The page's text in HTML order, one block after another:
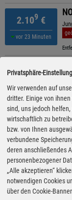
2.109 €
vor 23 Minuten
2.159€
vor 28 Minuten
2.169€
gestern 23:10 Uhr
2.179€
vor 33 Minuten
Privatsphäre-
Wir verwenden auf
dritter. Einige von
sind, uns jedoch
wirtschaftlich zu
bzw. von Ihnen
verbundene
deren anschließendes
personenbezogener
„Alle akzeptieren“
notwendigen Cookies
über den Cookie-